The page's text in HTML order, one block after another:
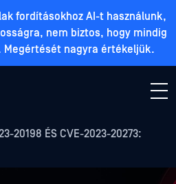
fordításokhoz AI-t használunk,
nem biztos, hogy mindig
Megértését nagyra értékeljük.
20198 ÉS CVE-2023-20273: